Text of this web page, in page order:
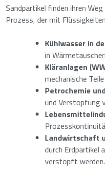
Sandpartikel finden ihren
Prozess, der mit
Kühlwasser in
in
Kläranlagen
mechanische
Petrochemie
und Verstopfung
Landwirtschaft
durch Erdpartikel
verstopft werden.